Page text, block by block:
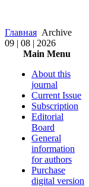
Главная Archive
09 | 08 | 2026
Main Menu
About this
journal
Current Issue
Subscription
Editorial
Board
General
information
for authors
Purchase
digital version